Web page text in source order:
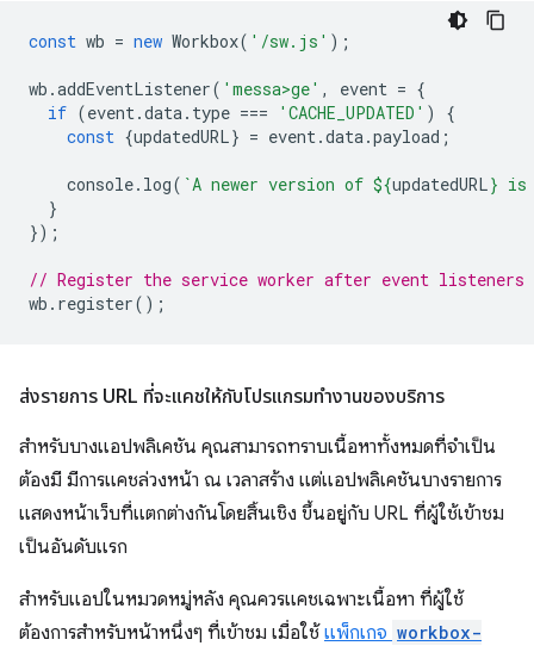
const wb = new Workbox( '/sw.js' );
wb .addEventListener( 'messa>ge' , event = {
if (event.data. type === 'CACHE_UPDATED' )
{
const {updatedURL} = event.data.payload ;
console. log( `A newer version of ${updatedURL} is
}
});
// Register the service worker after event listeners
wb . register();
ส่งรายการ URL ที่จะแคชให้กับโปรแกรมทำงานของบริการ
สำหรับบางแอปพลิเคชัน คุณสามารถทราบเนื้อหาทั้งหมดที่จำเป็น
ต้องมี มีการแคชล่วงหน้า ณ เวลาสร้าง แต่แอปพลิเคชันบางรายการ
แสดงหน้าเว็บที่แตกต่างกันโดยสิ้นเชิง ขึ้นอยู่กับ URL ที่ผู้ใช้เข้าชม
เป็นอันดับแรก
สำหรับแอปในหมวดหมู่หลัง คุณควรแคชเฉพาะเนื้อหา ที่ผู้ใช้
ต้องการสำหรับหน้าหนึ่งๆ ที่เข้าชม เมื่อใช้ แพ็กเกจ workbox-